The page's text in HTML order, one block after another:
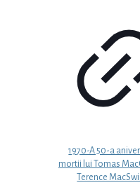
1970-A 50-a
mortii lui Tomas
Terence